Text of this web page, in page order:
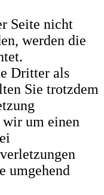
Seite nicht
werden die
Dritter als
Sie trotzdem
um einen
umgehend